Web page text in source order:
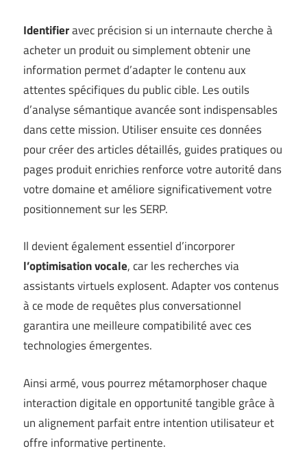
Identifieravec précision si un internaute cherche à
acheter un produit ou simplement obtenir une
information permet d’adapter le contenu aux
attentes spécifiques du public cible. Les outils
d’analyse sémantique avancée sont indispensables
dans cette mission. Utiliser ensuite ces données
pour créer des articles détaillés, guides pratiques ou
pages produit enrichies renforce votre autorité dans
votre domaine et améliore significativement votre
positionnement sur les SERP.
Il devient également essentiel d’incorporer
l’optimisation vocale, car les recherches via
assistants virtuels explosent. Adapter vos contenus
à ce mode de requêtes plus conversationnel
garantira une meilleure compatibilité avec ces
technologies émergentes.
Ainsi armé, vous pourrez métamorphoser chaque
interaction digitale en opportunité tangible grâce à
un alignement parfait entre intention utilisateur et
offre informative pertinente.